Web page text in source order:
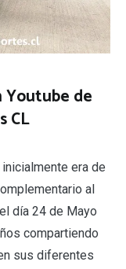
Youtube de
CL
era de
al
día 24 de Mayo
compartiendo
sus diferentes